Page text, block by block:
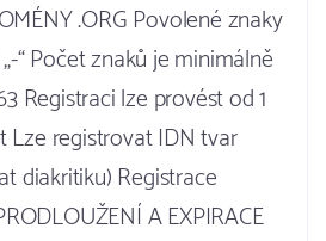
.ORG Povolené znaky
„-“ Počet znaků je minimálně
Registraci lze provést od 1
Lze registrovat IDN tvar
diakritiku) Registrace
A EXPIRACE